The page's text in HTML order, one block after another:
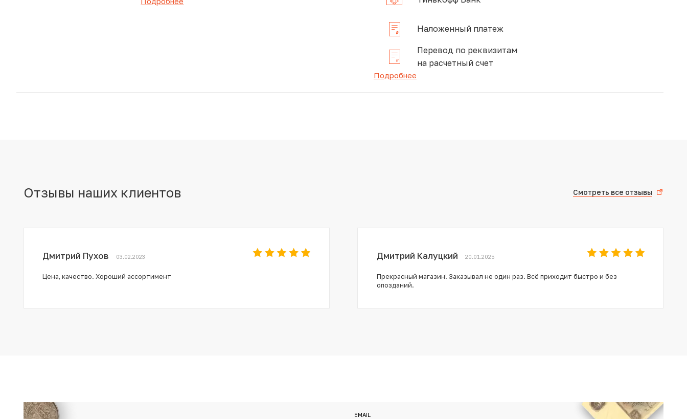
Наложенный платеж
Перевод по реквизитам
на расчетный счет
Подробнее
Отзывы наших клиентов Смотреть все отзывы
Дмитрий Пухов 03.02.2023
Цена, качество. Хороший ассортимент
Дмитрий Калуцкий 20.01.2025
Прекрасный магазин! Заказывал не один раз. Всё приходит быстро и без
опозданий.
EMAIL